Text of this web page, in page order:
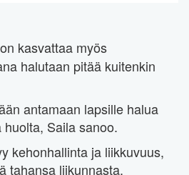
on kasvattaa myös
halutaan pitää kuitenkin
antamaan lapsille halua
Saila sanoo.
kehonhallinta ja liikkuvuus,
tahansa liikunnasta.